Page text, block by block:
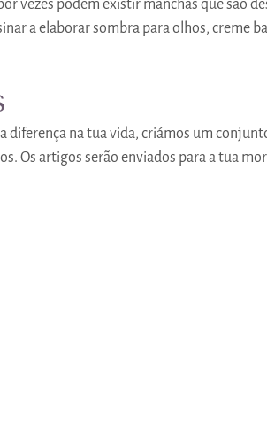
vezes podem existir manchas que são
a elaborar sombra para olhos, creme
diferença na tua vida, criámos um
Os artigos serão enviados para a tua